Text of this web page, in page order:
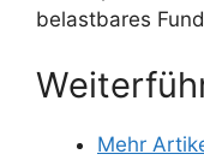
belastbares
Mehr